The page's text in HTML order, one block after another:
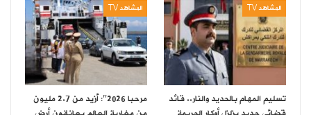
المشاهد TV
تسليم المهام بالحديد والنار.. قائد
المشاهد TV
مرحبا 2026″: أزيد من 2.7 مليون